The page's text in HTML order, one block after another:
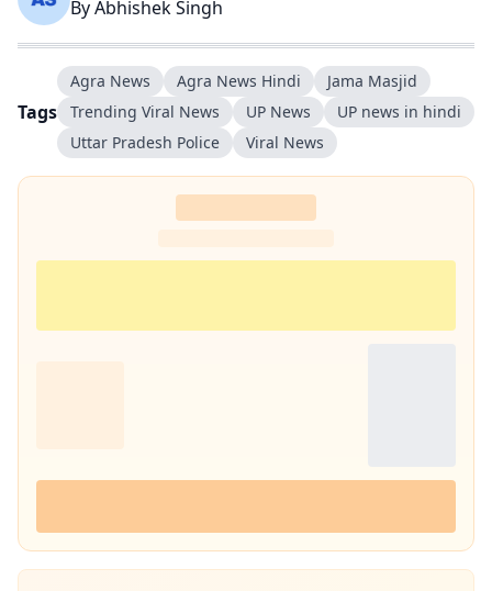
ByAbhishek Singh
Tags
Agra News Agra News Hindi
Jama Masjid
Trending Viral News
UP News
UP news in hindi
Uttar Pradesh Police
Viral News